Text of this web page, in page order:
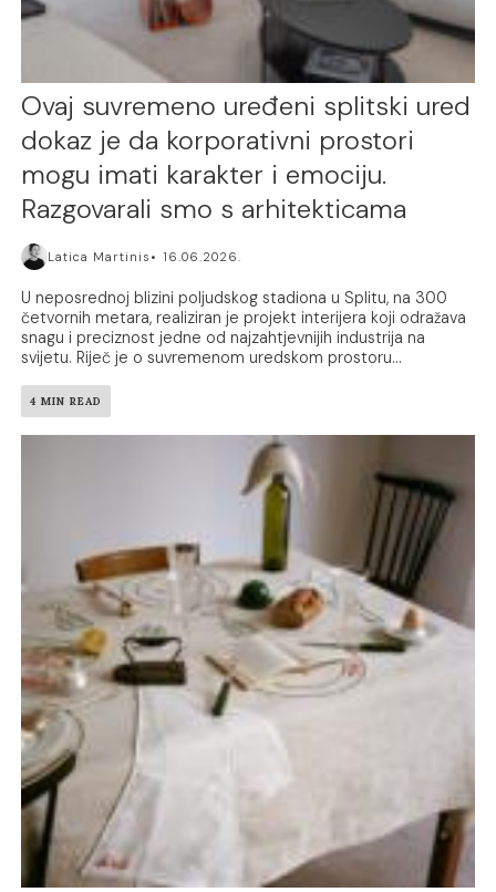
Ovaj suvremeno uređeni splitski ured
dokaz je da korporativni prostori
mogu imati karakter i emociju.
Razgovarali smo s arhitekticama
Latica Martinis 16.06.2026.
U neposrednoj blizini poljudskog stadiona u Splitu, na 300
četvornih metara, realiziran je projekt interijera koji odražava
snagu i preciznost jedne od najzahtjevnijih industrija na
svijetu. Riječ je o suvremenom uredskom prostoru...
4 MIN READ